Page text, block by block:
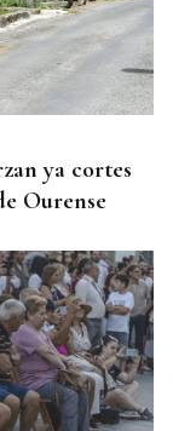
ya cortes
Ourense